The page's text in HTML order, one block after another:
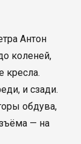
Антон
коленей,
кресла.
и сзади.
обдува,
— на